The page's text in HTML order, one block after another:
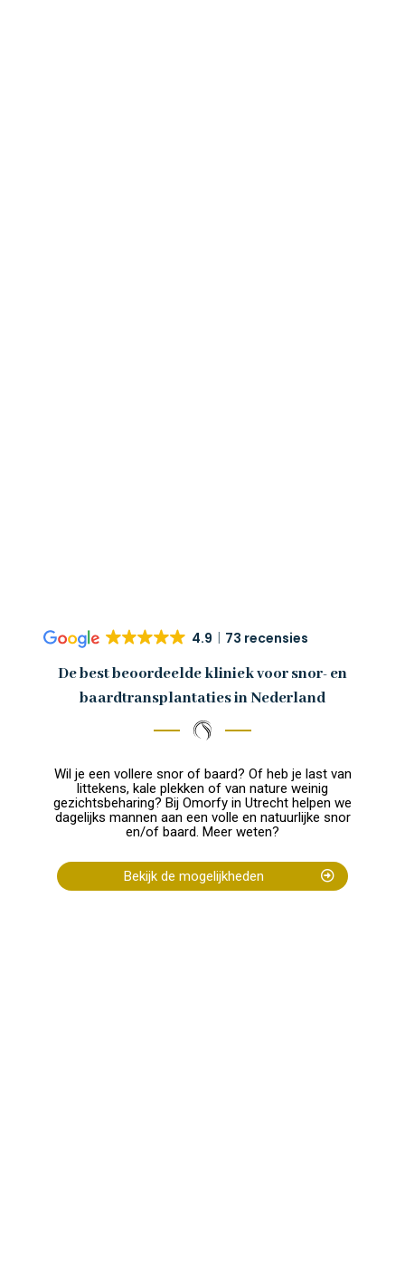
4.9 73 recensies
De best beoordeelde kliniek voor snor- en
baardtransplantaties in Nederland
Wil je een vollere snor of baard? Of heb je last van
littekens, kale plekken of van nature weinig
gezichtsbeharing? Bij Omorfy in Utrecht helpen we
dagelijks mannen aan een volle en natuurlijke snor
en/of baard. Meer weten?
Bekijk de mogelijkheden